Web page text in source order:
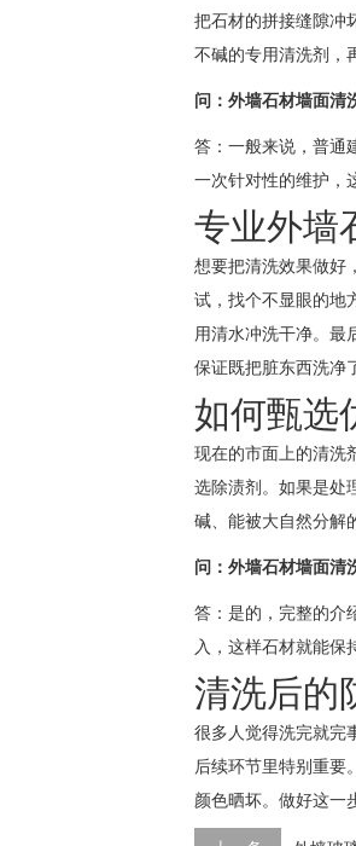
把石材的拼接缝隙冲
不碱的专用清洗剂，
问：外墙石材墙面清
答：一般来说，普通
一次针对性的维护，
专业外墙
想要把清洗效果做好
试，找个不显眼的地
用清水冲洗干净。最
保证既把脏东西洗净
如何甄选
现在的市面上的清洗
选除渍剂。如果是处
碱、能被大自然分解
问：外墙石材墙面清
答：是的，完整的介
入，这样石材就能保
清洗后的
很多人觉得洗完就完
后续环节里特别重要
颜色晒坏。做好这一